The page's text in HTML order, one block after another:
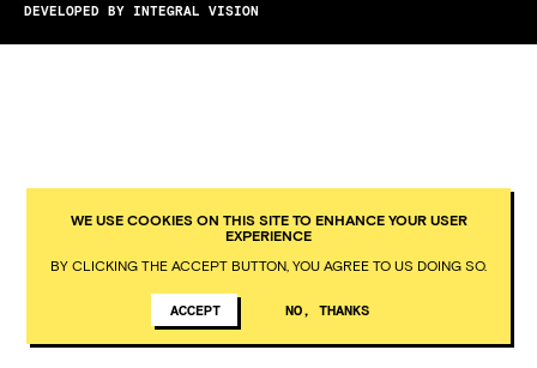
DEVELOPED BY INTEGRAL VISION
WE USE COOKIES ON THIS SITE TO ENHANCE YOUR USER
EXPERIENCE
BY CLICKING THE ACCEPT BUTTON, YOU AGREE TO US DOING SO.
ACCEPT NO, THANKS